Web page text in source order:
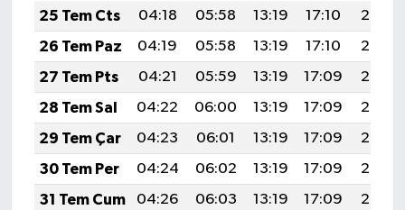
25 Tem Cts
04:18 05:58 13:19 17:10
20:30
26 Tem Paz
04:19 05:58 13:19 17:10
20:30
27 Tem Pts
04:21 05:59 13:19 17:09
20:29
28 Tem Sal
04:22 06:00 13:19 17:09
20:28
29 Tem Çar
04:23 06:01 13:19 17:09
20:27
30 Tem Per
04:24 06:02 13:19 17:09
20:26
31 Tem Cum
04:26 06:03 13:19 17:09
20:25